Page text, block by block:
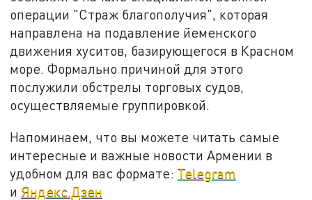
операции "Страж благополучия", которая
направлена на подавление йеменского
движения хуситов, базирующегося в Красном
море. Формально причиной для этого
послужили обстрелы торговых судов,
осуществляемые группировкой.
Напоминаем, что вы можете читать самые
интересные и важные новости Армении в
удобном для вас формате: Telegram
и Яндекс.Дзен